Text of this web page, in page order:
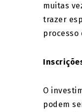
muitas
trazer
processo
O
podem